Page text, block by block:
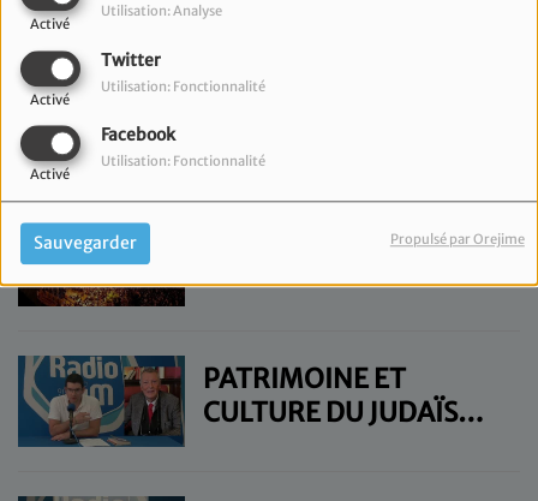
Activé
Utilisation: Analyse
Twitter
Activé
Utilisation: Fonctionnalité
Facebook
Activé
Utilisation: Fonctionnalité
Sauvegarder Propulsé par Orejime
- JEUDI 10 OCTOBRE
PATRIMOINE ET
- JEUDI 26 SEPTEMBRE
PATRIMOINE ET
PATRIMOINE ET
CULTURE DU JUDAÏSME